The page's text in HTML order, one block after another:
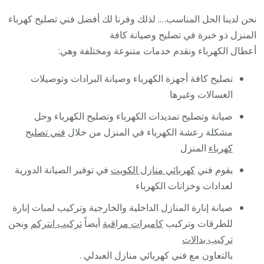
نحن لدينا الحل المناسب…. لذلك وفرنا لك أفضل فني تصليح كهرباء
المنزل ذو خبرة في تصليح وصيانة كافة
أعطال الكهرباء ونقدم خدمات متنوعة ومختلفة وهي:
تصليح كافة أجهزة الكهرباء وصيانة البرادات وتوصيلات
الغسالات وغيرها
صيانة وتصليح تمديدات الكهرباء وتصليح الكهرباء وحل
مشكلة رعشة الكهرباء في المنزل من خلال فني تصليح
كهرباء المنزل
يقوم فنيكهربائي منازل الكويت في توفير الصيانة الدورية
لعدادات وخزانات الكهرباء
صيانة إنارة المنازل الداخلية والخارجية وتركيب لمبات إنارة
للطرقات وتركيبكاميرات مراقبة أيضاًتركيب انتركم ونحن
تركيب بدالات
بالتعاون مع فني كهربائي منازل العبدلي .